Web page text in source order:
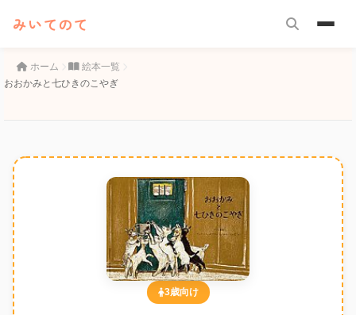
みいてのて
ホーム
絵本一覧
おおかみと七ひきのこやぎ
3歳向け